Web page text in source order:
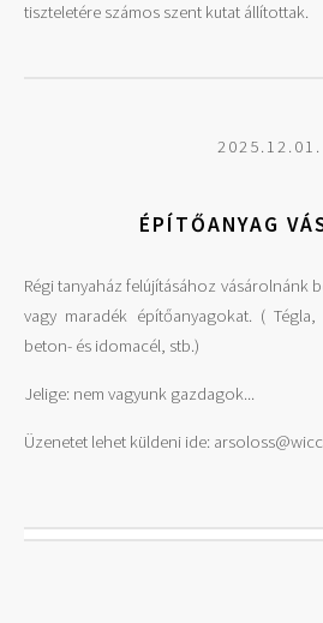
tiszteletére számos szent kutat állítottak.
2025.12.01.
ÉPÍTŐANYAG
Régi tanyaház felújításához vásárolnánk
vagy maradék építőanyagokat. (
beton- és idomacél, stb.)
Jelige: nem vagyunk gazdagok...
Üzenetet lehet küldeni ide: